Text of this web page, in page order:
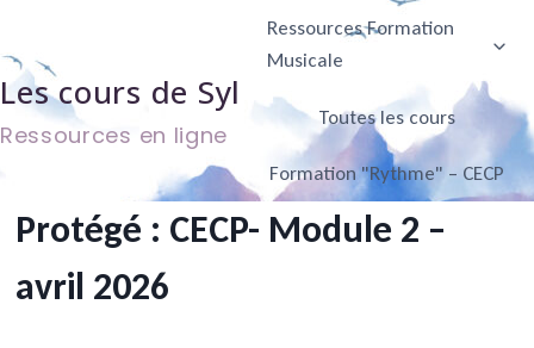
au
contenu
Les cours de Syl
Ressources en ligne
Ressources Formation
Musicale
Toutes les cours
Formation "Rythme" – CECP
Protégé : CECP- Module 2 –
avril 2026